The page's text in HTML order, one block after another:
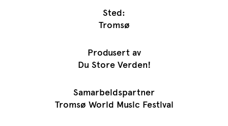
Sted:
Tromsø
Produsert av
Du Store Verden!
Samarbeidspartner
Tromsø World Music Festival